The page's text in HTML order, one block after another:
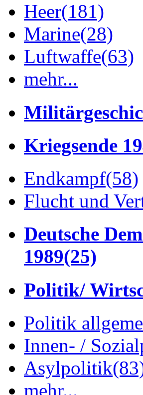
Heer(181)
Marine(28)
Luftwaffe(63)
mehr...
Kriegsende
Endkampf(58)
Flucht und
Deutsche
1989(25)
Politik/
Politik
Innen- /
Asylpolitik
mehr...